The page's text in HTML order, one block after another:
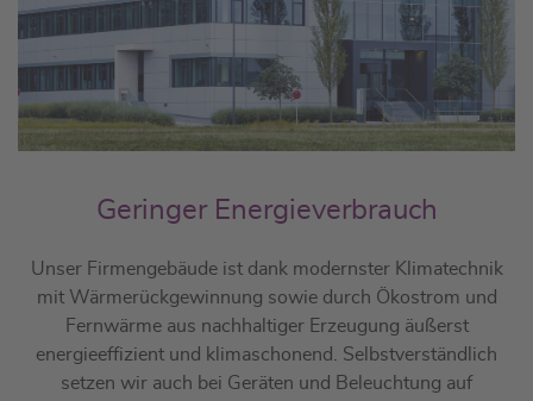
Geringer Energieverbrauch
Unser Firmengebäude ist dank modernster Klimatechnik
mit Wärmerückgewinnung sowie durch Ökostrom und
Fernwärme aus nachhaltiger Erzeugung äußerst
energieeffizient und klimaschonend. Selbstverständlich
setzen wir auch bei Geräten und Beleuchtung auf